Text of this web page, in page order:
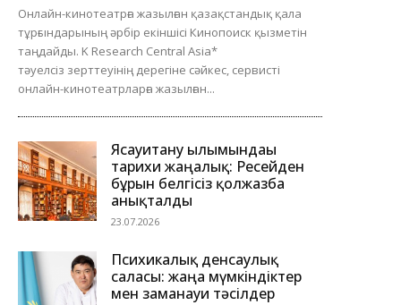
Онлайн-кинотеатрға жазылған қазақстандық қала
тұрғындарының әрбір екіншісі Кинопоиск қызметін
таңдайды. K Research Central Asia*
тәуелсіз зерттеуінің дерегіне сәйкес, сервисті
онлайн-кинотеатрларға жазылған...
Ясауитану ғылымындағы
тарихи жаңалық: Ресейден
бұрын белгісіз қолжазба
анықталды
23.07.2026
Психикалық денсаулық
саласы: жаңа мүмкіндіктер
мен заманауи тәсілдер